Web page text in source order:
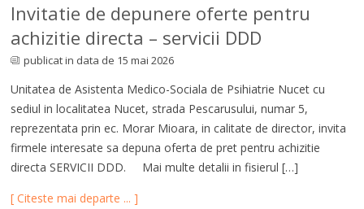
Invitatie de depunere oferte pentru
achizitie directa – servicii DDD
publicat in data de 15 mai 2026
Unitatea de Asistenta Medico-Sociala de Psihiatrie Nucet cu
sediul in localitatea Nucet, strada Pescarusului, numar 5,
reprezentata prin ec. Morar Mioara, in calitate de director, invita
firmele interesate sa depuna oferta de pret pentru achizitie
directa SERVICII DDD. Mai multe detalii in fisierul […]
[ Citeste mai departe ... ]